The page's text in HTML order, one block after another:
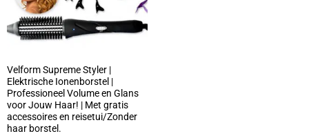
Velform Supreme Styler |
Elektrische Ionenborstel |
Professioneel Volume en Glans
voor Jouw Haar! | Met gratis
accessoires en reisetui/Zonder
haar borstel.